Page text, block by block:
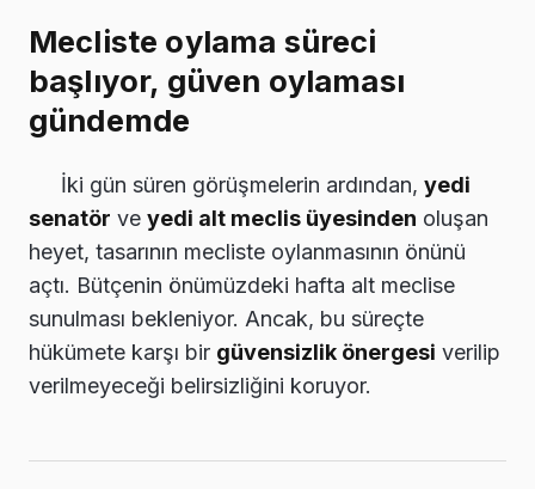
Mecliste oylama süreci
başlıyor, güven oylaması
gündemde
İki gün süren görüşmelerin ardından, yedi
senatör ve yedi alt meclis üyesinden oluşan
heyet, tasarının mecliste oylanmasının önünü
açtı. Bütçenin önümüzdeki hafta alt meclise
sunulması bekleniyor. Ancak, bu süreçte
hükümete karşı bir güvensizlik önergesi verilip
verilmeyeceği belirsizliğini koruyor.